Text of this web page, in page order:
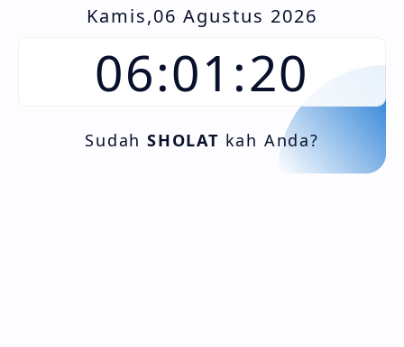
Mingguan
Tahunan
Kamis,06 Agustus 2026
06:01:21
Sudah SHOLAT kah Anda?